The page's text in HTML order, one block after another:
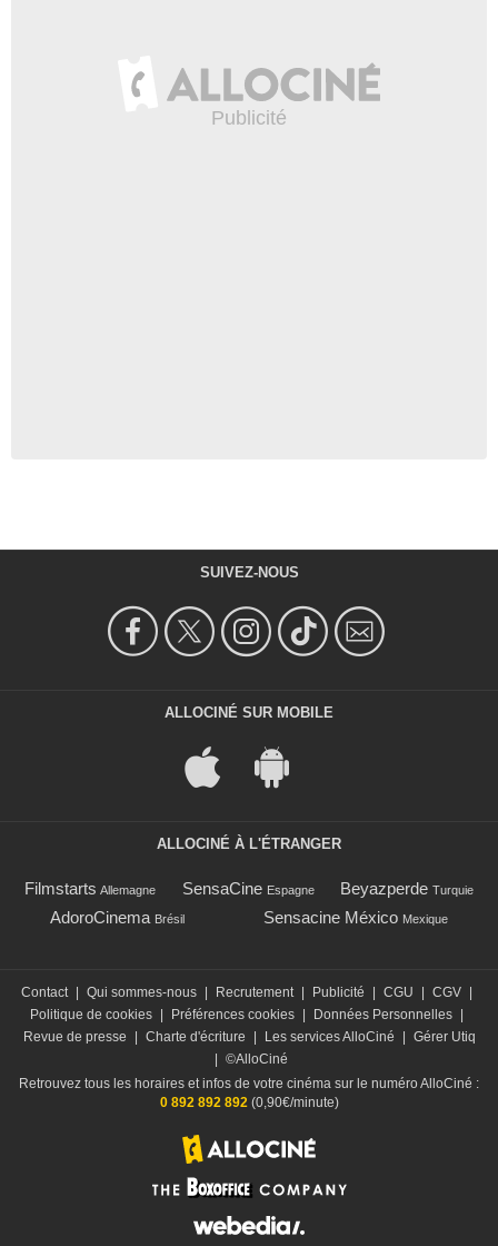
SUIVEZ-NOUS
ALLOCINÉ SUR MOBILE
ALLOCINÉ À L'ÉTRANGER
Filmstarts Allemagne SensaCine Espagne Beyazperde Turquie
AdoroCinema Brésil Sensacine México Mexique
Contact Qui sommes-nous Recrutement Publicité CGU CGV
Politique de cookies
Préférences cookies Données Personnelles
Revue de presse
Charte d'écriture Les services AlloCiné
Gérer Utiq
©AlloCiné
Retrouvez tous les horaires et infos de votre cinéma sur le numéro AlloCiné :
0 892 892 892(0,90€/minute)